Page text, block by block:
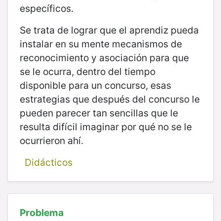
específicos.
Se trata de lograr que el aprendiz pueda
instalar en su mente mecanismos de
reconocimiento y asociación para que
se le ocurra, dentro del tiempo
disponible para un concurso, esas
estrategias que después del concurso le
pueden parecer tan sencillas que le
resulta difícil imaginar por qué no se le
ocurrieron ahí.
Didácticos
Problema